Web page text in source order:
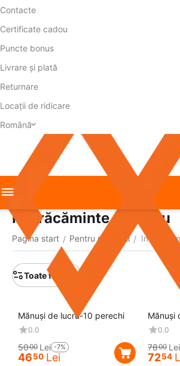
Contacte
Certificate cadou
Puncte bonus
Livrare și plată
Returnare
Locații de ridicare
Română
Imbrăcăminte de lucru
Pagina start / Pentru reparații /
Toate filtrele
Mănuși de lucru-10 perechi
0.0
4650 Lei
5000 Lei -7%
Mănuși
0.0
7254
7800 Lei